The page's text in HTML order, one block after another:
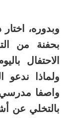
وبدوره، اختار
بحفنة من
الاحتفال
ولماذا ندعو
واصفا مدرسي
بالتخلي عن